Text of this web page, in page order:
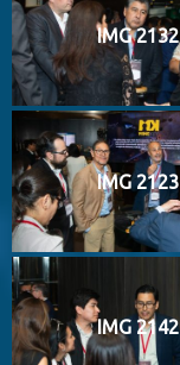
IMG 2132
IMG 2123
IMG 2142